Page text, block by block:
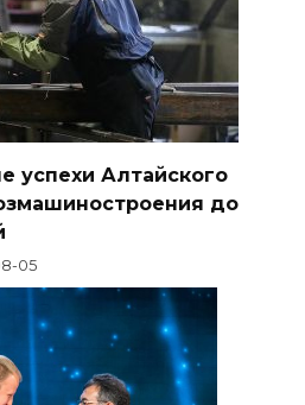
успехи Алтайского
до
05